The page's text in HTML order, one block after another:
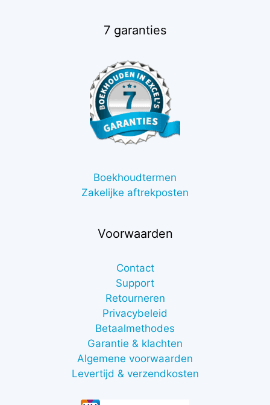
7 garanties
Boekhoudtermen
Zakelijke aftrekposten
Voorwaarden
Contact
Support
Retourneren
Privacybeleid
Betaalmethodes
Garantie & klachten
Algemene voorwaarden
Levertijd & verzendkosten